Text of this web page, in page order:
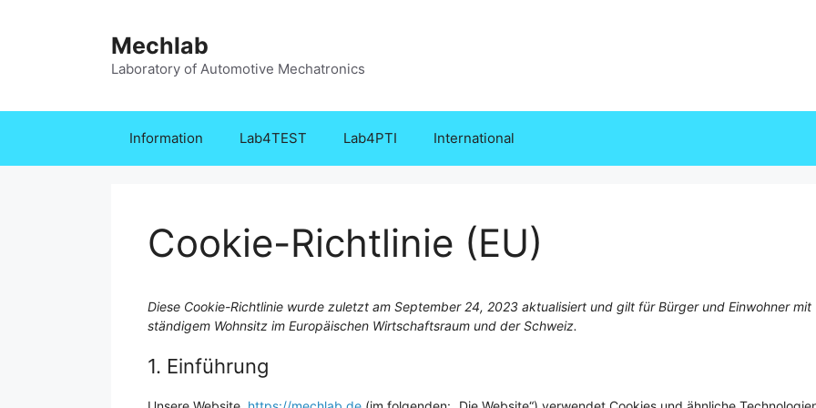
Mechlab
Laboratory of Automotive Mechatronics
Information Lab4TEST Lab4PTI International
Cookie-Richtlinie (EU)
Diese Cookie-Richtlinie wurde zuletzt am September 24, 2023 aktualisiert und gilt für Bürger und Einwohner mit
ständigem Wohnsitz im Europäischen Wirtschaftsraum und der Schweiz.
1. Einführung